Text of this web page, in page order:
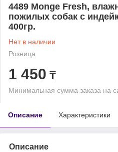
4489 Monge Fresh,
пожилых собак с
400гр.
Нет в наличии
Розница
1 450 ₸
Минимальная сумма заказа на
Описание Характеристики
Описание